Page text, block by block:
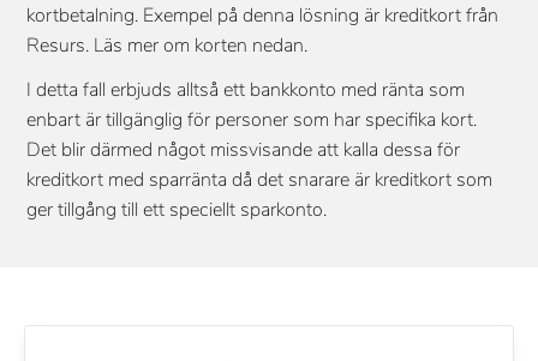
kortbetalning. Exempel på denna lösning är kreditkort från
Resurs. Läs mer om korten nedan.
I detta fall erbjuds alltså ett bankkonto med ränta som
enbart är tillgänglig för personer som har specifika kort.
Det blir därmed något missvisande att kalla dessa för
kreditkort med sparränta då det snarare är kreditkort som
ger tillgång till ett speciellt sparkonto.